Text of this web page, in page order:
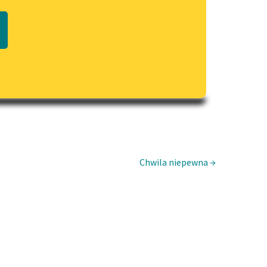
PDF
wrażliwych
Chwila niepewna →